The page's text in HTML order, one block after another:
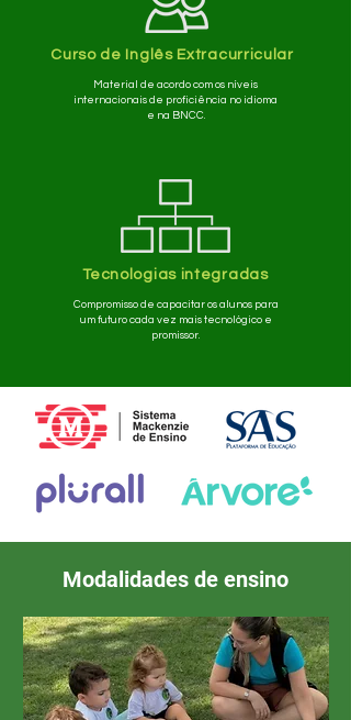
Curso de Inglês Extracurricular
Material de acordo com os níveis
internacionais de proficiência no idioma
e na BNCC.
Tecnologias integradas
Compromisso de capacitar os alunos para
um futuro cada vez mais tecnológico e
promissor.
Modalidades de ensino